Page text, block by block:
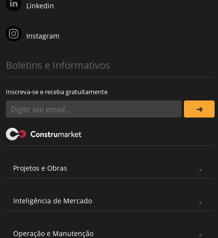
Linkedin
Instagram
Boletins e Informativos
Inscreva-se e receba gratuitamente
Projetos e Obras
Inteligência de Mercado
Operação e Manutenção